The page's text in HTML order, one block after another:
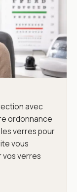
avec
ordonnance
verres pour
vous
vos verres